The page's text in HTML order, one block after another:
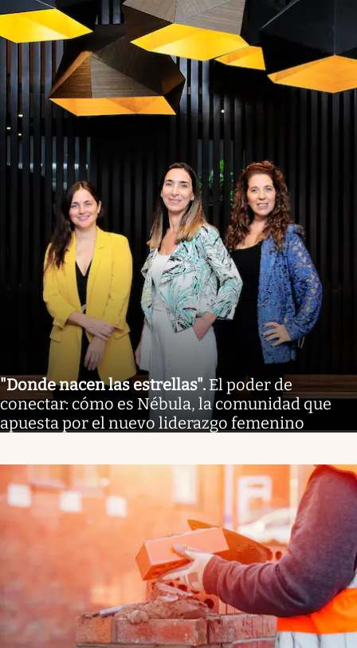
"Donde nacen las estrellas". El poder de
conectar: cómo es Nébula, la comunidad que
apuesta por el nuevo liderazgo femenino